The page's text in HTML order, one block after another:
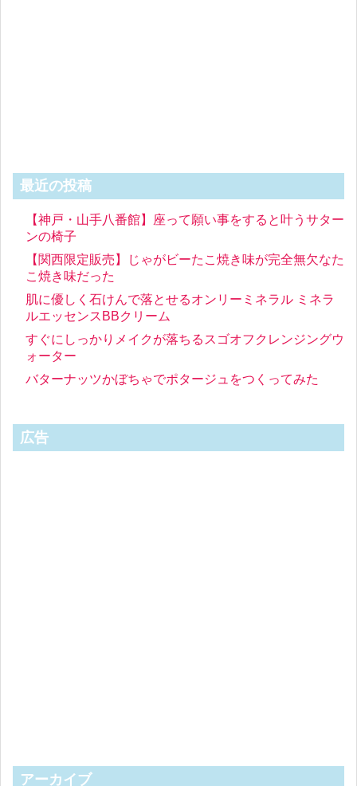
最近の投稿
【神戸・山手八番館】座って願い事をすると叶うサター
ンの椅子
【関西限定販売】じゃがビーたこ焼き味が完全無欠なた
こ焼き味だった
肌に優しく石けんで落とせるオンリーミネラル ミネラ
ルエッセンスBBクリーム
すぐにしっかりメイクが落ちるスゴオフクレンジングウ
ォーター
バターナッツかぼちゃでポタージュをつくってみた
広告
アーカイブ